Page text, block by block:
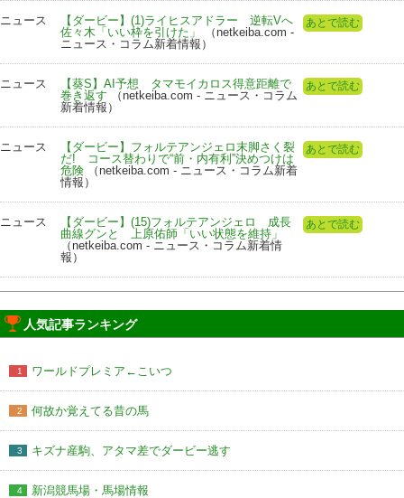
ニュース
【ダービー】(1)ライヒスアドラー 逆転Vへ
佐々木「いい枠を引けた」
（netkeiba.com -
ニュース・コラム新着情報）
あとで読む
ニュース
【葵S】AI予想 タマモイカロス得意距離で
巻き返す （netkeiba.com - ニュース・コラム
新着情報）
あとで読む
ニュース
【ダービー】フォルテアンジェロ末脚さく裂
だ! コース替わりで“前・内有利”決めつけは
危険 （netkeiba.com - ニュース・コラム新着
情報）
あとで読む
ニュース
【ダービー】(15)フォルテアンジェロ 成長
曲線グンと 上原佑師「いい状態を維持」
（netkeiba.com - ニュース・コラム新着情
報）
あとで読む
人気記事ランキング
1 ワールドプレミア←こいつ
2 何故か覚えてる昔の馬
3 キズナ産駒、アタマ差でダービー逃す
4 新潟競馬場・馬場情報